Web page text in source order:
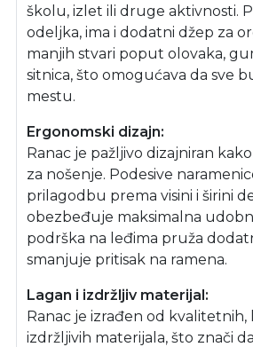
školu, izlet ili druge aktivnosti.
odeljka, ima i dodatni džep za
manjih stvari poput olovaka,
sitnica, što omogućava da sve
mestu.
Ergonomski dizajn:
Ranac je pažljivo dizajniran
za nošenje. Podesive
prilagodbu prema visini i širini
obezbeđuje maksimalna
podrška na leđima pruža
smanjuje pritisak na ramena.
Lagan i izdržljiv materijal:
Ranac je izrađen od kvalitetnih,
izdržljivih materijala, što znači